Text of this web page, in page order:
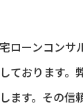
ローンコン
ております
ます。その